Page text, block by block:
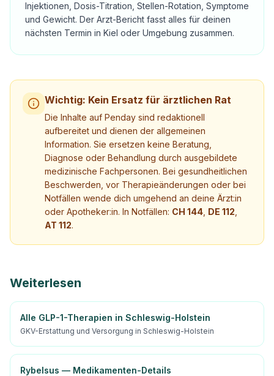
Injektionen, Dosis-Titration, Stellen-Rotation, Symptome
und Gewicht. Der Arzt-Bericht fasst alles für deinen
nächsten Termin in Kiel oder Umgebung zusammen.
Wichtig: Kein Ersatz für ärztlichen Rat
Die Inhalte auf Penday sind redaktionell
aufbereitet und dienen der allgemeinen
Information. Sie ersetzen keine Beratung,
Diagnose oder Behandlung durch ausgebildete
medizinische Fachpersonen. Bei gesundheitlichen
Beschwerden, vor Therapieänderungen oder bei
Notfällen wende dich umgehend an deine Ärzt:in
oder Apotheker:in. In Notfällen: CH 144 DE 112
AT 112.
Weiterlesen
Alle GLP-1-Therapien in Schleswig-Holstein
GKV-Erstattung und Versorgung in Schleswig-Holstein
Rybelsus — Medikamenten-Details